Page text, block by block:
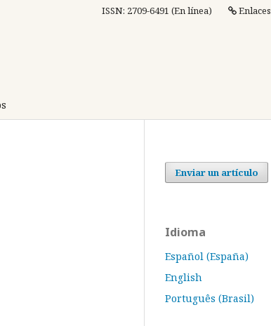
ISSN: 2709-6491 (En línea) Enlaces
Enviar un artículo
Idioma
Español (España)
English
Português (Brasil)